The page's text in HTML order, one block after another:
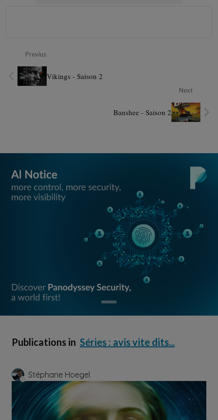
Previus
Vikings - Saison 2
Next
Banshee - Saison 2
Publications in Séries : avis vite dits...
Stéphane Hoegel